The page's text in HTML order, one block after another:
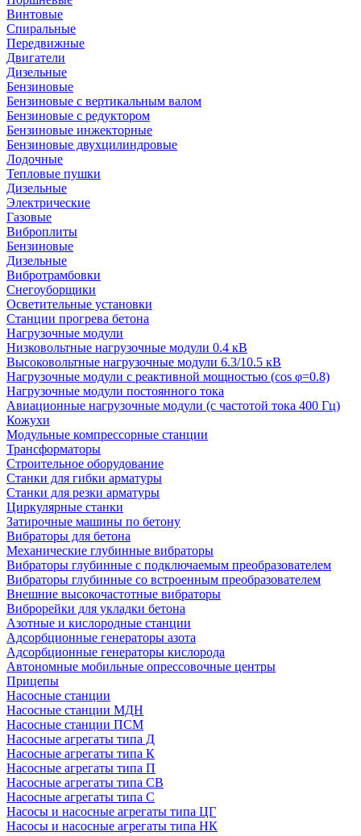
Винтовые
Спиральные
Передвижные
Двигатели
Дизельные
Бензиновые
Бензиновые с вертикальным валом
Бензиновые с редуктором
Бензиновые инжекторные
Бензиновые двухцилиндровые
Лодочные
Тепловые пушки
Дизельные
Электрические
Газовые
Виброплиты
Бензиновые
Дизельные
Вибротрамбовки
Снегоуборщики
Осветительные установки
Станции прогрева бетона
Нагрузочные модули
Низковольтные нагрузочные модули 0.4 кВ
Высоковольтные нагрузочные модули 6.3/10.5 кВ
Нагрузочные модули с реактивной мощностью (cos φ=0.8)
Нагрузочные модули постоянного тока
Авиационные нагрузочные модули (с частотой тока 400 Гц)
Кожухи
Модульные компрессорные станции
Трансформаторы
Строительное оборудование
Станки для гибки арматуры
Станки для резки арматуры
Циркулярные станки
Затирочные машины по бетону
Вибраторы для бетона
Механические глубинные вибраторы
Вибраторы глубинные с подключаемым преобразователем
Вибраторы глубинные со встроенным преобразователем
Внешние высокочастотные вибраторы
Виброрейки для укладки бетона
Азотные и кислородные станции
Адсорбционные генераторы азота
Адсорбционные генераторы кислорода
Автономные мобильные опрессовочные центры
Прицепы
Насосные станции
Насосные станции МДН
Насосные станции ПСМ
Насосные агрегаты типа Д
Насосные агрегаты типа К
Насосные агрегаты типа П
Насосные агрегаты типа СВ
Насосные агрегаты типа С
Насосы и насосные агрегаты типа ЦГ
Насосы и насосные агрегаты типа НК